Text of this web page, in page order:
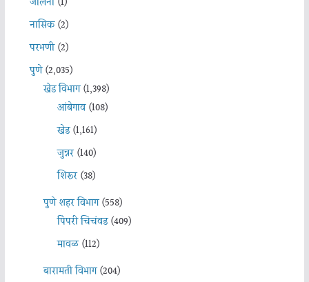
नासिक(2)
परभणी(2)
पुणे(2,035)
खेड विभाग(1,398)
आंबेगाव(108)
खेड(1,161)
जुन्नर(140)
शिरूर(38)
पुणे शहर विभाग(558)
पिंपरी चिचंवड(409)
मावळ(112)
बारामती विभाग(204)